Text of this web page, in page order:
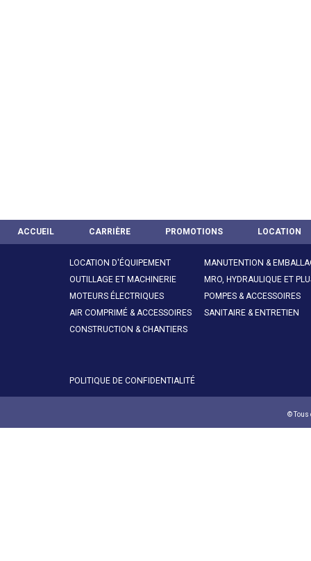
ACCUEIL CARRIÈRE PROMOTIONS LOCATION
LOCATION D'ÉQUIPEMENT
OUTILLAGE ET MACHINERIE
MOTEURS ÉLECTRIQUES
AIR COMPRIMÉ & ACCESSOIRES
CONSTRUCTION & CHANTIERS
MANUTENTION &
MRO, HYDRAULIQUE ET
POMPES & ACCESSOIRES
SANITAIRE & ENTRETIEN
POLITIQUE DE CONFIDENTIALITÉ
© Tous